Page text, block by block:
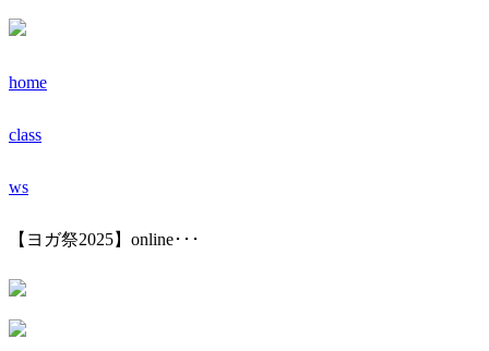
home
class
ws
【ヨガ祭2025】online･･･